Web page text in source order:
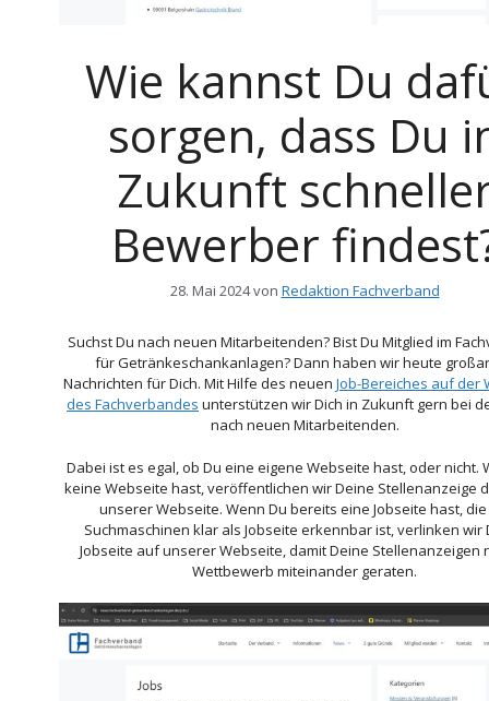
Wie kannst Du
sorgen, dass Du
Zukunft
Bewerber
28. Mai 2024von Redaktion Fachverband
Suchst Du nach neuen Mitarbeitenden? Bist Du Mitglied im
für Getränkeschankanlagen? Dann haben wir heute
Nachrichten für Dich. Mit Hilfe des neuen Job-Bereiches auf der
des Fachverbandes unterstützen wir Dich in Zukunft gern bei
nach neuen Mitarbeitenden.
Dabei ist es egal, ob Du eine eigene Webseite hast, oder nicht.
keine Webseite hast, veröffentlichen wir Deine Stellenanzeige
unserer Webseite. Wenn Du bereits eine Jobseite hast,
Suchmaschinen klar als Jobseite erkennbar ist, verlinken wir
Jobseite auf unserer Webseite, damit Deine Stellenanzeigen
Wettbewerb miteinander geraten.